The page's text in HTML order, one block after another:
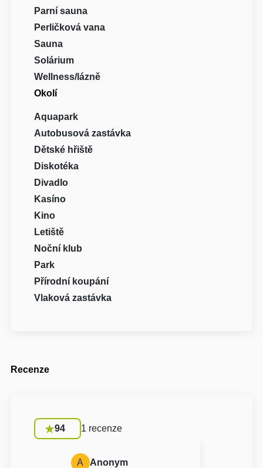
Parní sauna
Perličková vana
Sauna
Solárium
Wellness/lázně
Okolí
Aquapark
Autobusová zastávka
Dětské hřiště
Diskotéka
Divadlo
Kasíno
Kino
Letiště
Noční klub
Park
Přírodní koupání
Vlaková zastávka
Recenze
94 1 recenze
A Anonym